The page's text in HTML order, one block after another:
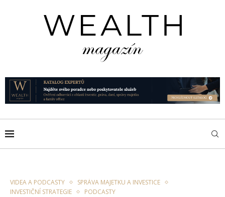
VIDEA A PODCASTY
SPRÁVA MAJETKU A INVESTICE
INVESTIČNÍ STRATEGIE
PODCASTY